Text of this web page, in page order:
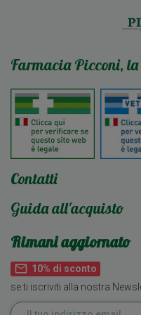
Farmacia Picconi,
Contatti
Guida all'acquisto
Rimani aggiornato
mail_outline 10% di sconto
se ti iscriviti alla nostra